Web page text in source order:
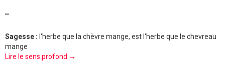
""
Sagesse : l'herbe que la chèvre mange, est l'herbe que le chevreau
mange
Lire le sens profond →